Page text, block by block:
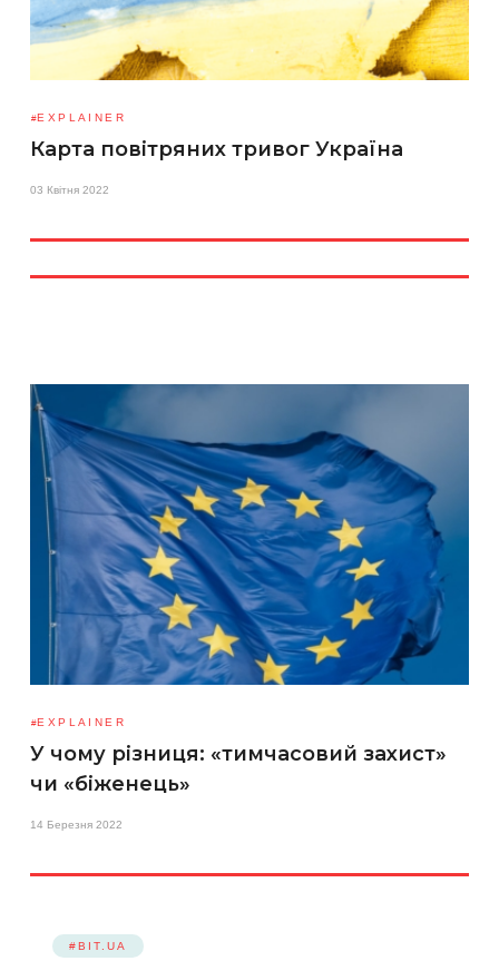
EXPLAINER
Карта повітряних тривог Україна
03 Квітня 2022
EXPLAINER
У чому різниця: «тимчасовий захист»
чи «біженець»
14 Березня 2022
#BIT.UA